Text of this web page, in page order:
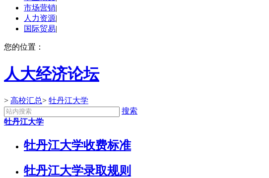
市场营销|
人力资源|
国际贸易|
您的位置：
人大经济论坛
> 高校汇总> 牡丹江大学
搜索
牡丹江大学
牡丹江大学收费标准
牡丹江大学录取规则